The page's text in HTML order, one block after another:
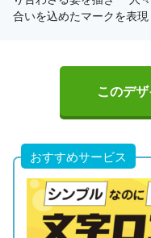
合いを込めたマークを表現
このデ
おすすめサービス